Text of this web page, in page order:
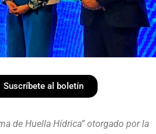
Suscríbete al boletín
de Huella Hídrica” otorgado por la